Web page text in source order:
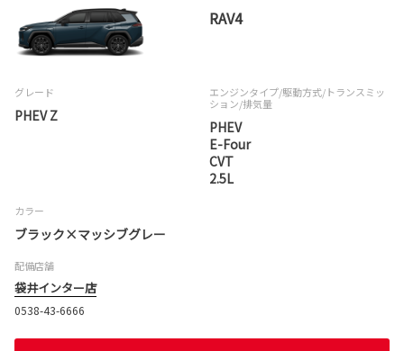
RAV4
グレード
PHEV Z
エンジンタイプ/駆動方式/トランスミッ
ション/排気量
PHEV
E-Four
CVT
2.5L
カラー
ブラック×マッシブグレー
配備店舗
袋井インター店
0538-43-6666